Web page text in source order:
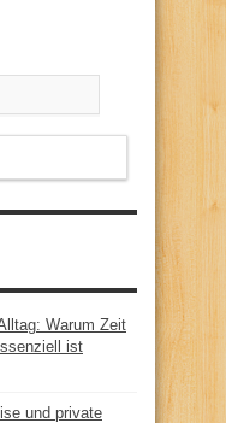
Warum Zeit
ist
und private